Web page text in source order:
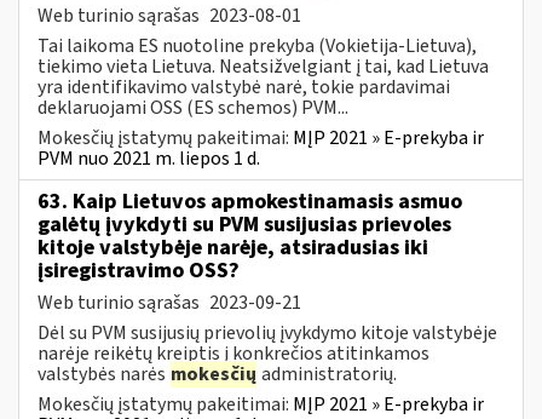
Web turinio sąrašas 2023-08-01
Tai laikoma ES nuotoline prekyba (Vokietija-Lietuva),
tiekimo vieta Lietuva. Neatsižvelgiant į tai, kad Lietuva
yra identifikavimo valstybė narė, tokie pardavimai
deklaruojami OSS (ES schemos) PVM...
Mokesčių įstatymų pakeitimai: MĮP 2021 » E-prekyba ir
PVM nuo 2021 m. liepos 1 d.
63. Kaip Lietuvos apmokestinamasis asmuo
galėtų įvykdyti su PVM susijusias prievoles
kitoje valstybėje narėje, atsiradusias iki
įsiregistravimo OSS?
Web turinio sąrašas 2023-09-21
Dėl su PVM susijusių prievolių įvykdymo kitoje valstybėje
narėje reikėtų kreiptis į konkrečios atitinkamos
valstybės narės mokesčių administratorių.
Mokesčių įstatymų pakeitimai: MĮP 2021 » E-prekyba ir